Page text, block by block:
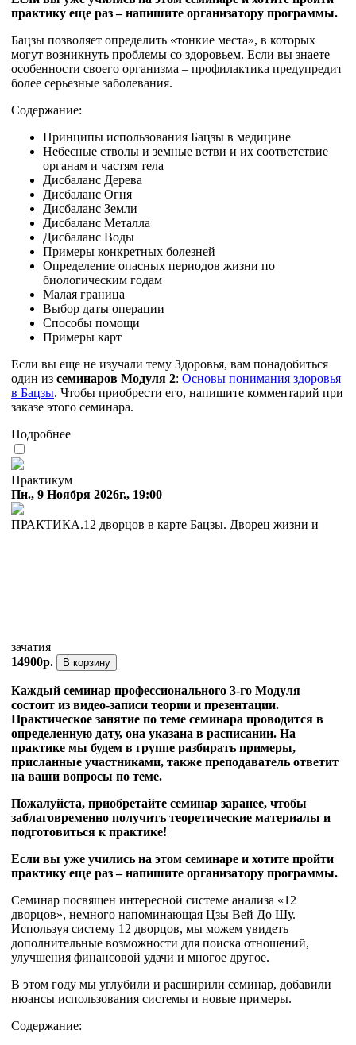
практику еще раз – напишите организатору программы.
Бацзы позволяет определить «тонкие места», в которых
могут возникнуть проблемы со здоровьем. Если вы знаете
особенности своего организма – профилактика предупредит
более серьезные заболевания.
Содержание:
Принципы использования Бацзы в медицине
Небесные стволы и земные ветви и их соответствие
органам и частям тела
Дисбаланс Дерева
Дисбаланс Огня
Дисбаланс Земли
Дисбаланс Металла
Дисбаланс Воды
Примеры конкретных болезней
Определение опасных периодов жизни по
биологическим годам
Малая граница
Выбор даты операции
Способы помощи
Примеры карт
Если вы еще не изучали тему Здоровья, вам понадобиться
один из семинаров Модуля 2: Основы понимания здоровья
в Бацзы. Чтобы приобрести его, напишите комментарий при
заказе этого семинара.
Подробнее
Практикум
Пн., 9 Ноября 2026г., 19:00
ПРАКТИКА.12 дворцов в карте Бацзы. Дворец жизни и
зачатия
14900р.
В корзину
Каждый семинар профессионального 3-го Модуля
состоит из видео-записи теории и презентации.
Практическое занятие по теме семинара проводится в
определенную дату, она указана в расписании. На
практике мы будем в группе разбирать примеры,
присланные участниками, также преподаватель ответит
на ваши вопросы по теме.
Пожалуйста, приобретайте семинар заранее, чтобы
заблаговременно получить теоретические материалы и
подготовиться к практике!
Если вы уже учились на этом семинаре и хотите пройти
практику еще раз – напишите организатору программы.
Семинар посвящен интересной системе анализа «12
дворцов», немного напоминающая Цзы Вей До Шу.
Используя систему 12 дворцов, мы можем увидеть
дополнительные возможности для поиска отношений,
улучшения финансовой удачи и многое другое.
В этом году мы углубили и расширили семинар, добавили
нюансы использования системы и новые примеры.
Содержание: